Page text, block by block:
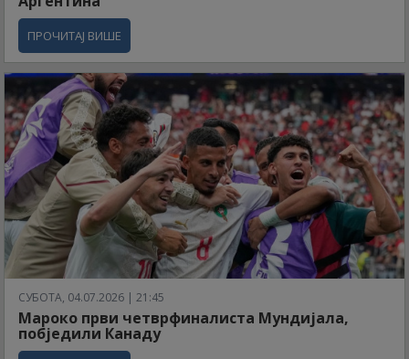
ПРОЧИТАЈ ВИШЕ
СУБОТА, 04.07.2026 | 21:45
Мароко први четврфиналиста Мундијала,
побједили Канаду